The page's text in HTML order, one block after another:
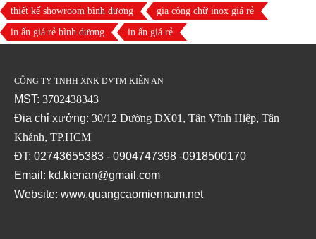
thiết kế showroom bình dương
gia công chữ inox giá rẻ
in ấn giá rẻ bình dương
in ấn giá rẻ
CÔNG TY TNHH XNK DVTM KIẾN AN
MST: 3702438343
Địa chỉ xưởng: 30/12 Đường DX01, Tân Vĩnh Hiệp, Tân
Khánh, TP.HCM
ĐT: 02743655383 - 0904747398 -0918500170
Email: kd.kienan@gmail.com
Website: www.quangcaomiennam.net